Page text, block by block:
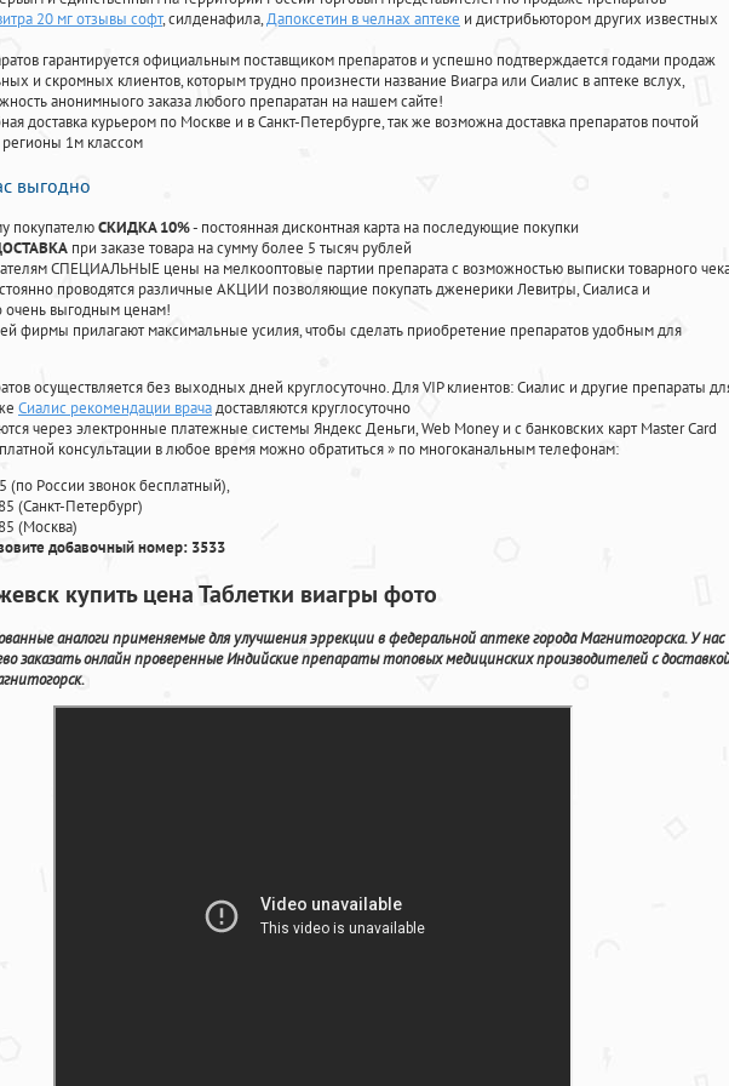
20 мг отзывы софт, силденафила,Дапоксетин в челнах аптеке и дистрибьютором других известных
гарантируется официальным поставщиком препаратов и успешно подтверждается годами продаж
и скромных клиентов, которым трудно произнести название Виагра или Сиалис в аптеке вслух,
анонимныого заказа любого препаратан на нашем сайте!
доставка курьером по Москве и в Санкт-Петербурге, так же возможна доставка препаратов почтой
регионы 1м классом
выгодно
покупателюСКИДКА 10%- постоянная дисконтная карта на последующие покупки
при заказе товара на сумму более 5 тысяч рублей
СПЕЦИАЛЬНЫЕ цены на мелкооптовые партии препарата с возможностью выписки товарного
проводятся различные АКЦИИ позволяющие покупать дженерики Левитры, Сиалиса и
очень выгодным ценам!
фирмы прилагают максимальные усилия, чтобы сделать приобретение препаратов удобным для
осуществляется без выходных дней круглосуточно. Для VIP клиентов: Сиалис и другие препараты
Сиалис рекомендации врачадоставляются круглосуточно
через электронные платежные системы Яндекс Деньги, Web Money и с банковских карт Master Card
консультации в любое время можно обратиться» по многоканальным телефонам:
(по России звонок бесплатный),
(Санкт-Петербург)
(Москва)
добавочный номер: 3533
купить цена Таблетки виагры фото
аналоги применяемые для улучшения эррекции в федеральной аптеке города Магнитогорска. У нас
заказать онлайн проверенные Индийские препараты топовых медицинских производителей с